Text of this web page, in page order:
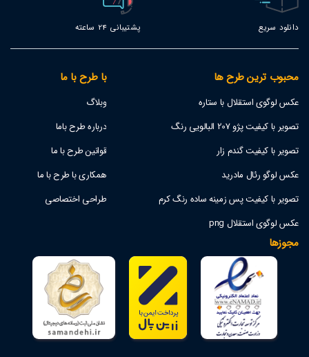
دانلود سریع پشتیبانی 24 ساعته
محبوب ترین طرح ها
عکس لوگوی استقلال با ستاره
تصویر با کیفیت پژو 207 البالویی رنگ
تصویر با کیفیت گندم زار
عکس لوگو رئال مادرید
تصویر با کیفیت پس زمینه ساده رنگ کرم
عکس لوگوی استقلال png
با طرح با ما
وبلاگ
درباره طرح باما
قوانین طرح با ما
همکاری با طرح با ما
طراحی اختصاصی
مجوزها